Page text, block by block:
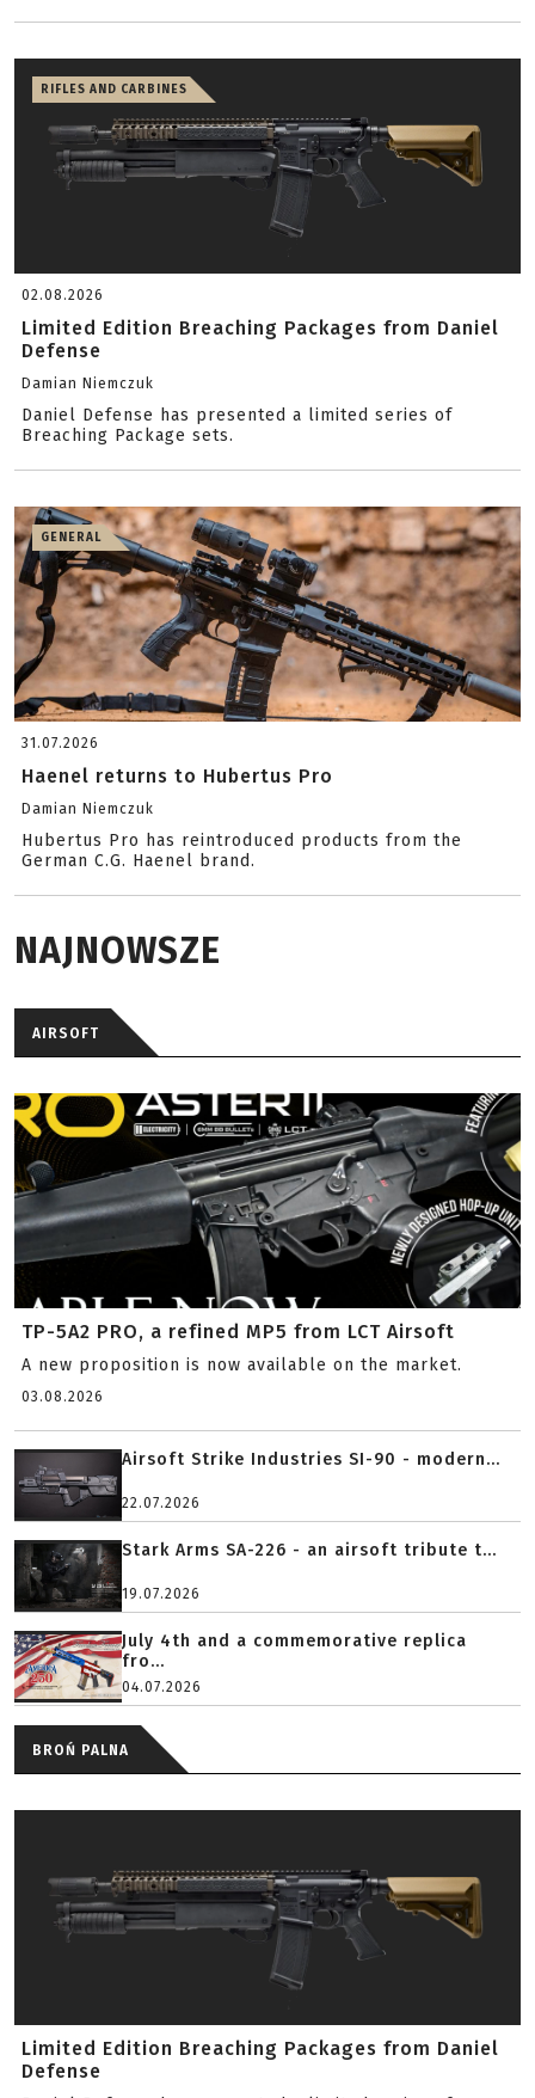
RIFLES AND CARBINES
02.08.2026
Limited Edition Breaching Packages from Daniel
Defense
Damian Niemczuk
Daniel Defense has presented a limited series of
Breaching Package sets.
GENERAL
31.07.2026
Haenel returns to Hubertus Pro
Damian Niemczuk
Hubertus Pro has reintroduced products from the
German C.G. Haenel brand.
NAJNOWSZE
AIRSOFT
TP-5A2 PRO, a refined MP5 from LCT Airsoft
A new proposition is now available on the market.
03.08.2026
Airsoft Strike Industries SI-90 - modern...
22.07.2026
Stark Arms SA-226 - an airsoft tribute t...
19.07.2026
July 4th and a commemorative replica
fro...
04.07.2026
BROŃ PALNA
Limited Edition Breaching Packages from Daniel
Defense